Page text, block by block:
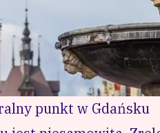
punkt w Gdańsku